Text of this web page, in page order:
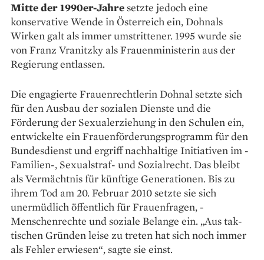
Mitte der 1990er-Jahre­setzte jedoch eine
konservative Wende in ­Österreich ein, Dohnals
Wirken galt als immer umstrittener. 1995 wurde sie
von Franz Vranitzky als Frauenministerin aus der
Regierung entlassen.
Die engagierte ­Frauenrechtlerin Dohnal setzte sich
für den Ausbau der ­sozialen Dienste und die
Förderung der Sexual­erziehung in den Schulen ein,
ent­wickelte ein Frauenförderungs­programm für den
Bundesdienst und ergriff nachhaltige ­Initiativen im ­
Familien-, Sexualstraf- und Sozialrecht. Das bleibt
als ­Vermächtnis für ­künftige Generationen. Bis zu
ihrem Tod am 20. Februar 2010 setzte sie sich
unermüdlich öffentlich für Frauen­fragen, ­
Menschenrechte und ­soziale ­Belange ein. „Aus tak­
tischen Gründen leise zu treten hat sich noch immer
als Fehler erwiesen“, sagte sie einst.